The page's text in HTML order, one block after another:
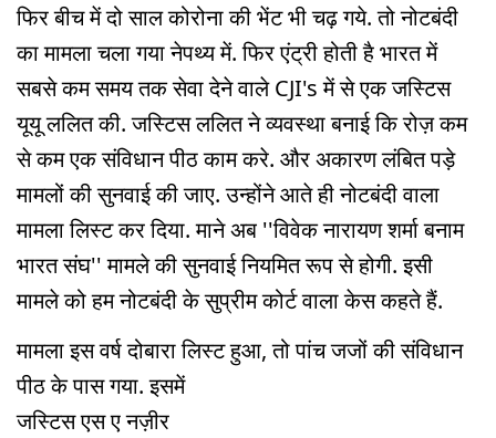
फिर बीच में दो साल कोरोना की भेंट भी चढ़ गये. तो नोटबंदी
का मामला चला गया नेपथ्य में. फिर एंट्री होती है भारत में
सबसे कम समय तक सेवा देने वाले CJI's में से एक जस्टिस
यूयू ललित की. जस्टिस ललित ने व्यवस्था बनाई कि रोज़ कम
से कम एक संविधान पीठ काम करे. और अकारण लंबित पड़े
मामलों की सुनवाई की जाए. उन्होंने आते ही नोटबंदी वाला
मामला लिस्ट कर दिया. माने अब ''विवेक नारायण शर्मा बनाम
भारत संघ'' मामले की सुनवाई नियमित रूप से होगी. इसी
मामले को हम नोटबंदी के सुप्रीम कोर्ट वाला केस कहते हैं.
मामला इस वर्ष दोबारा लिस्ट हुआ, तो पांच जजों की संविधान
पीठ के पास गया. इसमें
जस्टिस एस ए नज़ीर